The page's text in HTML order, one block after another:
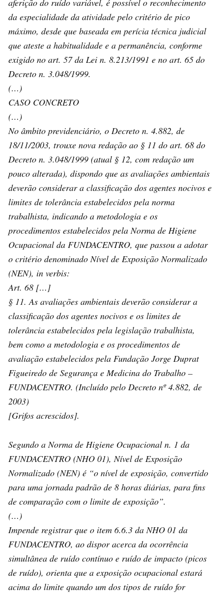
aferição do ruído variável, é possível o reconhecimento
da especialidade da atividade pelo critério de pico
máximo, desde que baseada em perícia técnica judicial
que ateste a habitualidade e a permanência, conforme
exigido no art. 57 da Lei n. 8.213/1991 e no art. 65 do
Decreto n. 3.048/1999.
(…)
CASO CONCRETO
(…)
No âmbito previdenciário, o Decreto n. 4.882, de
18/11/2003, trouxe nova redação ao § 11 do art. 68 do
Decreto n. 3.048/1999 (atual § 12, com redação um
pouco alterada), dispondo que as avaliações ambientais
deverão considerar a classificação dos agentes nocivos e
limites de tolerância estabelecidos pela norma
trabalhista, indicando a metodologia e os
procedimentos estabelecidos pela Norma de Higiene
Ocupacional da FUNDACENTRO, que passou a adotar
o critério denominado Nível de Exposição Normalizado
(NEN), in verbis:
Art. 68 […]
§ 11. As avaliações ambientais deverão considerar a
classificação dos agentes nocivos e os limites de
tolerância estabelecidos pela legislação trabalhista,
bem como a metodologia e os procedimentos de
avaliação estabelecidos pela Fundação Jorge Duprat
Figueiredo de Segurança e Medicina do Trabalho –
FUNDACENTRO. (Incluído pelo Decreto nº 4.882, de
2003)
[Grifos acrescidos].
Segundo a Norma de Higiene Ocupacional n. 1 da
FUNDACENTRO (NHO 01), Nível de Exposição
Normalizado (NEN) é “o nível de exposição, convertido
para uma jornada padrão de 8 horas diárias, para fins
de comparação com o limite de exposição”.
(…)
Impende registrar que o item 6.6.3 da NHO 01 da
FUNDACENTRO, ao dispor acerca da ocorrência
simultânea de ruído contínuo e ruído de impacto (picos
de ruído), orienta que a exposição ocupacional estará
acima do limite quando um dos tipos de ruído for